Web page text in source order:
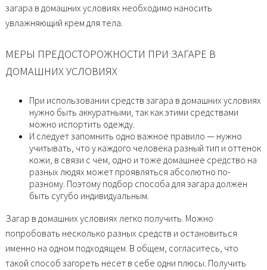
загара в домашних условиях необходимо наносить
увлажняющий крем для тела.
МЕРЫ ПРЕДОСТОРОЖНОСТИ ПРИ ЗАГАРЕ В
ДОМАШНИХ УСЛОВИЯХ
При использовании средств загара в домашних условиях
нужно быть аккуратными, так как этими средствами
можно испортить одежду.
И следует запомнить одно важное правило — нужно
учитывать, что у каждого человека разный тип и оттенок
кожи, в связи с чем, одно и тоже домашнее средство на
разных людях может проявляться абсолютно по-
разному. Поэтому подбор способа для загара должен
быть сугубо индивидуальным.
Загар в домашних условиях легко получить. Можно
попробовать несколько разных средств и остановиться
именно на одном подходящем. В общем, согласитесь, что
такой способ загореть несет в себе одни плюсы. Получить